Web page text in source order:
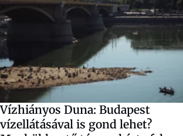
Vízhiányos Duna: Budapest
vízellátásával is gond lehet?